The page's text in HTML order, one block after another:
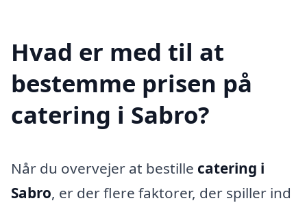
Hvad er med til at
bestemme prisen på
catering i Sabro?
Når du overvejer at bestille catering i
Sabro, er der flere faktorer, der spiller ind